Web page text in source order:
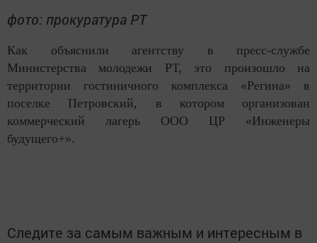
фото: прокуратура РТ
Как объяснили агентству в пресс-службе
Министерства молодежи РТ, это произошло на
территории гостиничного комплекса «Регина» в
поселке Петровский, в котором организован
коммерческий лагерь ООО ЦР «Инженеры
будущего+».
Следите за самым важным и интересным в